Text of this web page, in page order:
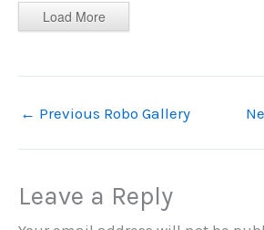
Load More
← Previous Robo Gallery
Leave a Reply